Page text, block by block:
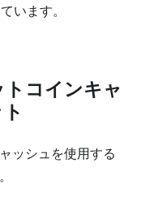
います。
コインキャ
ッシュを使用する